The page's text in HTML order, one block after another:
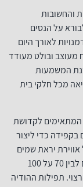
והחשובות
על הנסים
לאורך היום
מעוצב ובולט מעודד
המשמעות
מכל חלקי בית
המתאימים לקדושת
כדי ליצור
יראת שמים
וכבוד. הגודל הטיפוסי נע בין 40 על 60 סנטימטרים לבין 70 על 100
תפילות ההודיה